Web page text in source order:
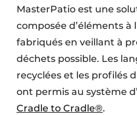
MasterPatio est une
composée d’éléments à
fabriqués en veillant à
déchets possible. Les
recyclées et les profilés
ont permis au système
Cradle to Cradle®.